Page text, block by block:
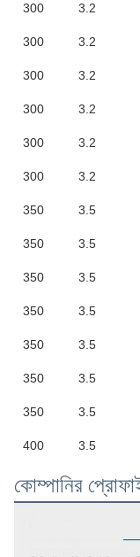
300 3.2
300 3.2
300 3.2
300 3.2
300 3.2
300 3.2
350 3.5
350 3.5
350 3.5
350 3.5
350 3.5
350 3.5
350 3.5
400 3.5
কোম্পানির